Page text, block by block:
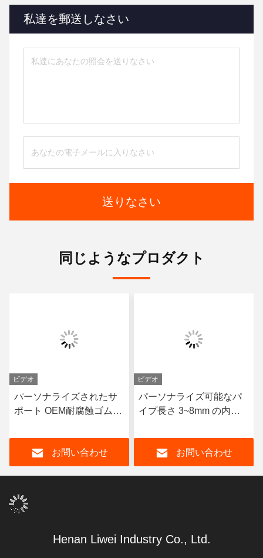
私達を郵送しなさい
送りなさい
同じようなプロダクト
ビデオ
パーソナライズされたサ
ポート OEM耐腐蝕ゴムパ
ムネオプレンEPDMと性
能のためのニトリルコー
ナー材料
お問い合わせ
ビデオ
パーソナライズ可能なパ
イプ長さ 3~8mm の内膜
覆われたパイプ
お問い合わせ
Henan Liwei Industry Co., Ltd.